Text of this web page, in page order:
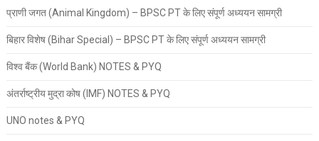
प्राणी जगत (Animal Kingdom) – BPSC PT के लिए संपूर्ण अध्ययन सामग्री
बिहार विशेष (Bihar Special) – BPSC PT के लिए संपूर्ण अध्ययन सामग्री
विश्व बैंक (World Bank) NOTES & PYQ
अंतर्राष्ट्रीय मुद्रा कोष (IMF) NOTES & PYQ
UNO notes & PYQ